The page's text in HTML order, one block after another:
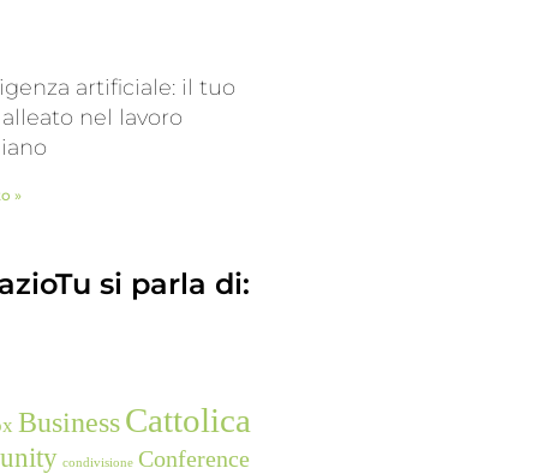
artificiale: il tuo
nel lavoro
»
si parla di:
BusinessCattolica
condivisione Conference